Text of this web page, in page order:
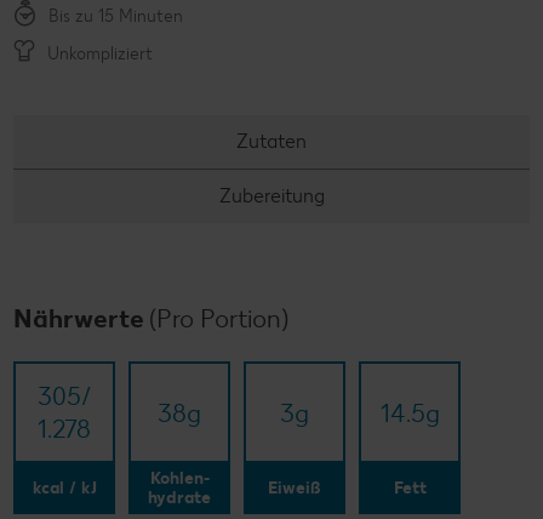
Bis zu 15 Minuten
Unkompliziert
Zutaten
Zubereitung
Nährwerte (Pro Portion)
305/​
1.278
kcal / kJ
38g
Kohlen-
hydrate
3g
Eiweiß
14.5g
Fett